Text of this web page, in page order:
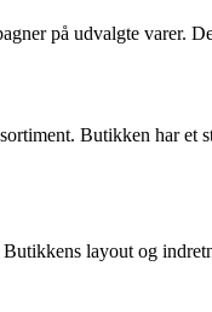
på udvalgte varer.
Butikken har et
layout og